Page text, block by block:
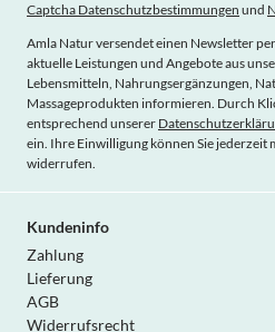
Captcha Datenschutzbestimmungen und
Amla Natur versendet einen Newsletter
aktuelle Leistungen und Angebote aus
Lebensmitteln, Nahrungsergänzungen,
Massageprodukten informieren. Durch
entsprechend unserer
ein. Ihre Einwilligung können Sie
widerrufen.
Kundeninfo
Zahlung
Lieferung
AGB
Widerrufsrecht